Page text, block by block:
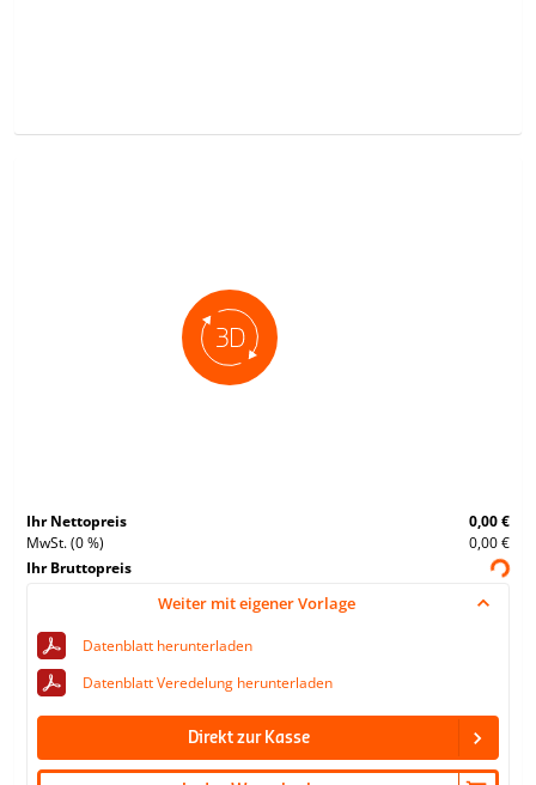
Ihr Nettopreis
0,00 €
MwSt. (0 %)
0,00 €
Ihr Bruttopreis
Weiter mit eigener Vorlage
Datenblatt herunterladen
Datenblatt Veredelung herunterladen
Direkt zur Kasse